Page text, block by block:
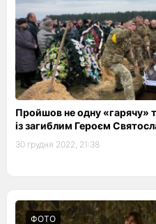
Пройшов не одну «гарячу»
із загиблим Героєм
30 грудня 2022, 21:38
ФОТО